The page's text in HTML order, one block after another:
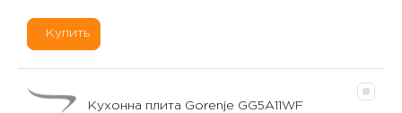
Купить
Кухонна плита Gorenje GG5A11WF